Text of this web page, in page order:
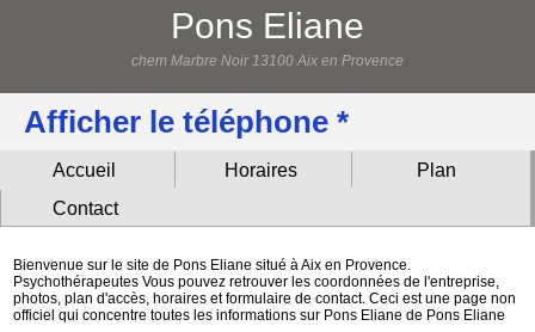
Pons Eliane
chem Marbre Noir 13100 Aix en Provence
Afficher le téléphone *
Accueil Horaires
Plan
Contact
Bienvenue sur le site de Pons Eliane situé à Aix en Provence.
Psychothérapeutes Vous pouvez retrouver les coordonnées de l'entreprise,
photos, plan d'accès, horaires et formulaire de contact. Ceci est une page non
officiel qui concentre toutes les informations sur Pons Eliane de Pons Eliane